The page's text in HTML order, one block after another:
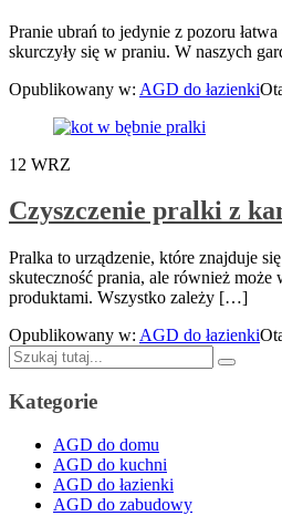
Pranie ubrań to jedynie z pozoru
skurczyły się w praniu. W naszych
Opublikowany w: AGD do łazienki
12 WRZ
Czyszczenie pralki z
Pralka to urządzenie, które znajduje
skuteczność prania, ale również
produktami. Wszystko zależy […]
Opublikowany w: AGD do łazienki
Szukaj:
Kategorie
AGD do domu
AGD do kuchni
AGD do łazienki
AGD do zabudowy